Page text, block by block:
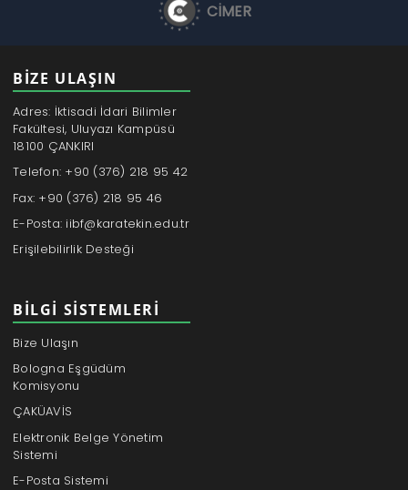
CİMER
BİZE ULAŞIN
Adres: İktisadi İdari Bilimler
Fakültesi, Uluyazı Kampüsü
18100 ÇANKIRI
Telefon: +90 (376) 218 95 42
Fax: +90 (376) 218 95 46
E-Posta: iibf@karatekin.edu.tr
Erişilebilirlik Desteği
BILGI SISTEMLERI
Bize Ulaşın
Bologna Eşgüdüm
Komisyonu
ÇAKÜAVİS
Elektronik Belge Yönetim
Sistemi
E-Posta Sistemi